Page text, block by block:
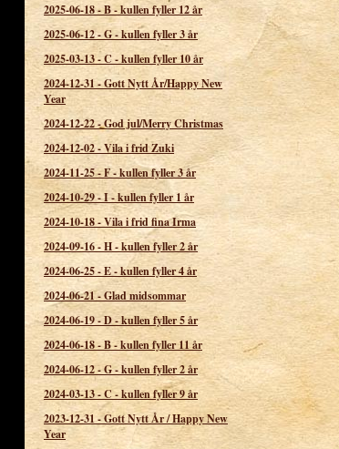
2025-06-18-B - kullen fyller 12 år
2025-06-12-G - kullen fyller 3 år
2025-03-13-C - kullen fyller 10 år
2024-12-31-Gott Nytt År/Happy New
Year
2024-12-22-God jul/Merry Christmas
2024-12-02-Vila i frid Zuki
2024-11-25-F - kullen fyller 3 år
2024-10-29-I - kullen fyller 1 år
2024-10-18-Vila i frid fina Irma
2024-09-16-H - kullen fyller 2 år
2024-06-25-E - kullen fyller 4 år
2024-06-21-Glad midsommar
2024-06-19-D - kullen fyller 5 år
2024-06-18-B - kullen fyller 11 år
2024-06-12-G - kullen fyller 2 år
2024-03-13-C - kullen fyller 9 år
2023-12-31-Gott Nytt År / Happy New
Year